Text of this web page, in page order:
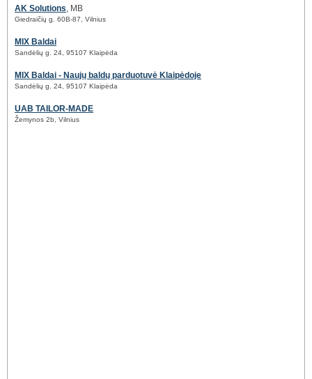
AK Solutions, MB
Giedraičių g. 60B-87, Vilnius
MIX Baldai
Sandėlių g. 24, 95107 Klaipėda
MIX Baldai - Naujų baldų parduotuvė Klaipėdoje
Sandėlių g. 24, 95107 Klaipėda
UAB TAILOR-MADE
Žemynos 2b, Vilnius